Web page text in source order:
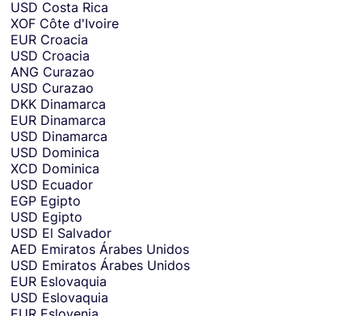
USD Costa Rica
XOF Côte d'Ivoire
EUR Croacia
USD Croacia
ANG Curazao
USD Curazao
DKK Dinamarca
EUR Dinamarca
USD Dinamarca
USD Dominica
XCD Dominica
USD Ecuador
EGP Egipto
USD Egipto
USD El Salvador
AED Emiratos Árabes Unidos
USD Emiratos Árabes Unidos
EUR Eslovaquia
USD Eslovaquia